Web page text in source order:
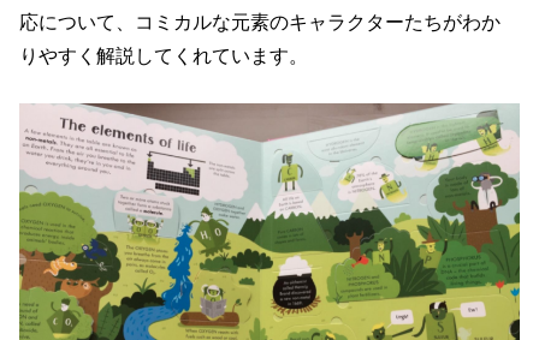
応について、コミカルな元素のキャラクターたちがわか
りやすく解説してくれています。